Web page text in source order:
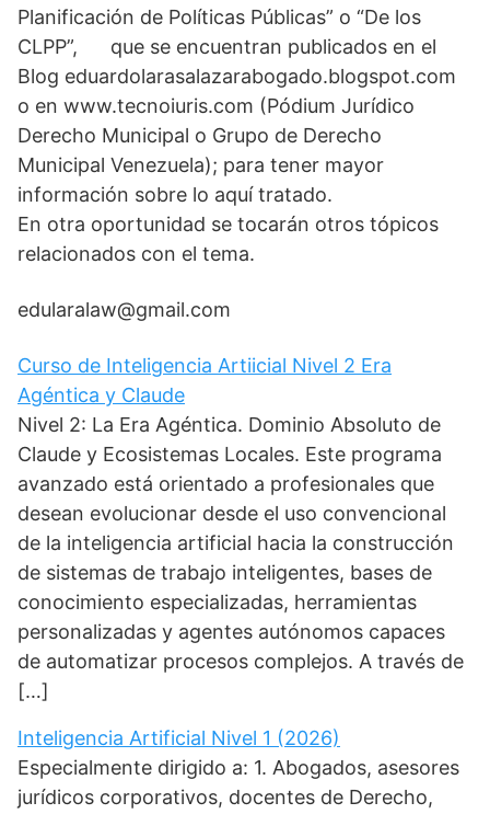
Planificación de Políticas Públicas” o “De los
CLPP”, que se encuentran publicados en el
Blog eduardolarasalazarabogado.blogspot.com
o en www.tecnoiuris.com (Pódium Jurídico
Derecho Municipal o Grupo de Derecho
Municipal Venezuela); para tener mayor
información sobre lo aquí tratado.
En otra oportunidad se tocarán otros tópicos
relacionados con el tema.
edularalaw@gmail.com
Curso de Inteligencia Artiicial Nivel 2 Era
Agéntica y Claude
Nivel 2: La Era Agéntica. Dominio Absoluto de
Claude y Ecosistemas Locales. Este programa
avanzado está orientado a profesionales que
desean evolucionar desde el uso convencional
de la inteligencia artificial hacia la construcción
de sistemas de trabajo inteligentes, bases de
conocimiento especializadas, herramientas
personalizadas y agentes autónomos capaces
de automatizar procesos complejos. A través de
[…]
Inteligencia Artificial Nivel 1 (2026)
Especialmente dirigido a: 1. Abogados, asesores
jurídicos corporativos, docentes de Derecho,